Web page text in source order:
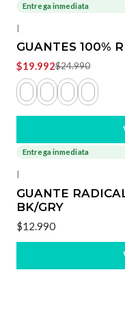
-20%
Entrega inmediata
|
GUANTES 100%
$19.992$24.990
Entrega inmediata
|
GUANTE
BK/GRY
$12.990